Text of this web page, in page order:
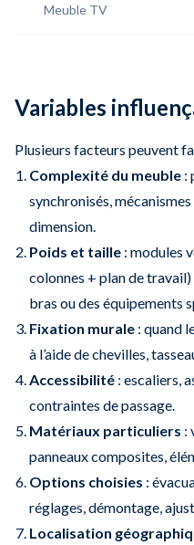
Meuble TV
Variables
Plusieurs facteurs peuvent
Complexité du meuble :
synchronisés,
dimension.
Poids et taille : modules
colonnes + plan de
bras ou des équipements
Fixation murale : quand
à l’aide de chevilles,
Accessibilité : escaliers,
contraintes de passage.
Matériaux particuliers :
panneaux composites,
Options choisies :
réglages, démontage,
Localisation